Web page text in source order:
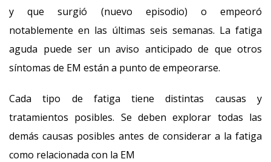
y que surgió (nuevo episodio) o empeoró
notablemente en las últimas seis semanas. La fatiga
aguda puede ser un aviso anticipado de que otros
síntomas de EM están a punto de empeorarse.
Cada tipo de fatiga tiene distintas causas y
tratamientos posibles. Se deben explorar todas las
demás causas posibles antes de considerar a la fatiga
como relacionada con la EM